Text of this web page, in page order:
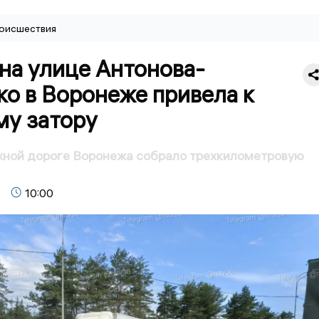
улице Антонова-
в Воронеже привела к
затору
дороге Воронежа собрало трехкилометровую
10:00